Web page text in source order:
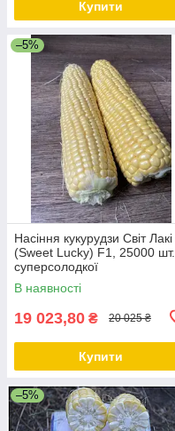
Купити
–5%
Насіння кукурудзи Світ Лакі
(Sweet Lucky) F1, 25000 шт.,
суперсолодкої
В наявності
19 023,80 ₴ 20 025 ₴
Купити
–5%